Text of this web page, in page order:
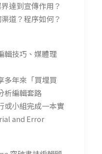
達到宣傳作用？
道？程序如何？
輯技巧、媒體理
多年來「買埋買
析編輯套路
或小組完成一本實
and Error